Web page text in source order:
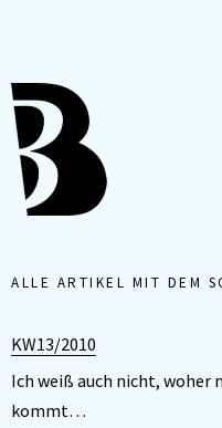
ALLE ARTIKEL MIT DEM
KW13/2010
Ich weiß auch nicht, woher
kommt…